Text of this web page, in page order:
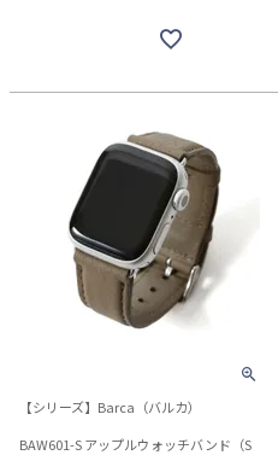
【シリーズ】Barca（バルカ）
BAW601-S アップルウォッチバンド（S